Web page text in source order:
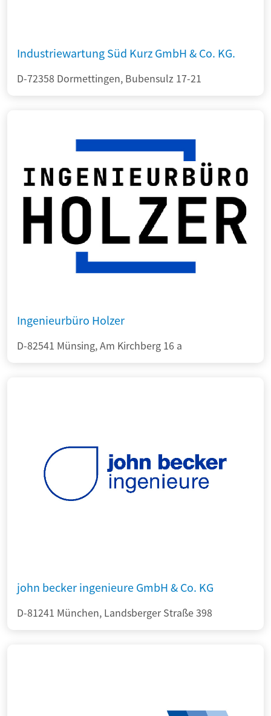
Industriewartung Süd Kurz GmbH & Co. KG.
D-72358 Dormettingen, Bubensulz 17-21
Ingenieurbüro Holzer
D-82541 Münsing, Am Kirchberg 16 a
john becker ingenieure GmbH & Co. KG
D-81241 München, Landsberger Straße 398